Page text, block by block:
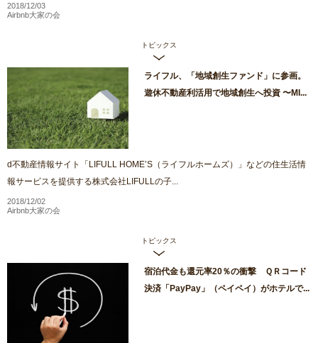
2018/12/03
Airbnb大家の会
トピックス
ライフル、「地域創生ファンド」に参画。
遊休不動産利活用で地域創生へ投資 〜MI...
d不動産情報サイト「LIFULL HOME’S（ライフルホームズ）」などの住生活情
報サービスを提供する株式会社LIFULLの子...
2018/12/02
Airbnb大家の会
トピックス
宿泊代金も還元率20％の衝撃 ＱＲコード
決済「PayPay」（ペイペイ）がホテルで...